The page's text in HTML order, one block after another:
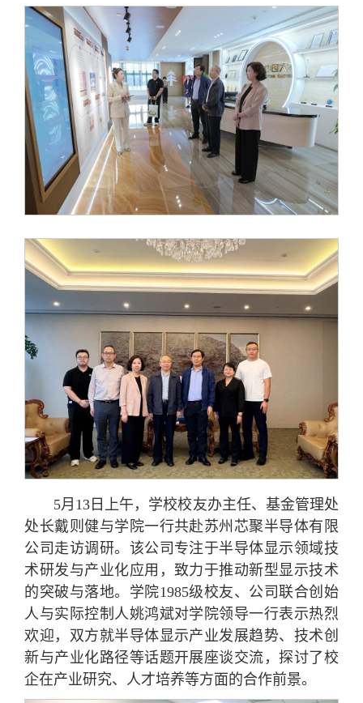
5月13日上午，学校校友办主任、基金管理处
处长戴则健与学院一行共赴苏州芯聚半导体有限
公司走访调研。该公司专注于半导体显示领域技
术研发与产业化应用，致力于推动新型显示技术
的突破与落地。学院1985级校友、公司联合创始
人与实际控制人姚鸿斌对学院领导一行表示热烈
欢迎，双方就半导体显示产业发展趋势、技术创
新与产业化路径等话题开展座谈交流，探讨了校
企在产业研究、人才培养等方面的合作前景。